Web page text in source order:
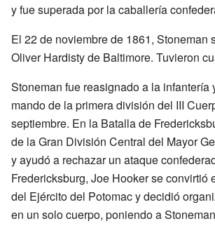
y fue superada por la caballería
El 22 de noviembre de 1861, Stoneman
Oliver Hardisty de Baltimore. Tuvieron
Stoneman fue reasignado a la infantería
mando de la primera división del III
septiembre. En la Batalla de
de la Gran División Central del Mayor
y ayudó a rechazar un ataque
Fredericksburg, Joe Hooker se convirtió
del Ejército del Potomac y decidió
en un solo cuerpo, poniendo a